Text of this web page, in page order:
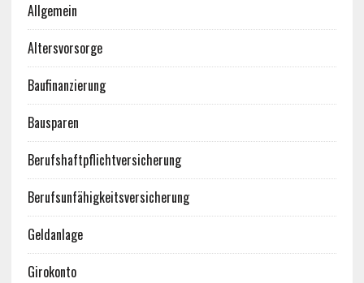
Allgemein
Altersvorsorge
Baufinanzierung
Bausparen
Berufshaftpflichtversicherung
Berufsunfähigkeitsversicherung
Geldanlage
Girokonto